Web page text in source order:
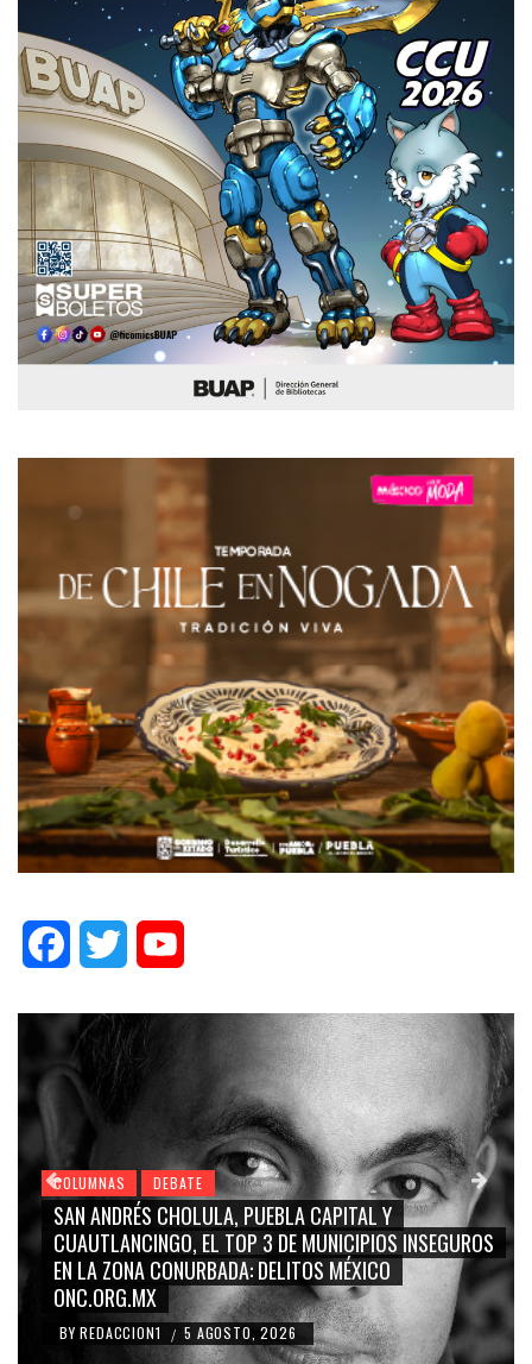
FacebookTwitter
COLUMNAS DEBATE
GRACE PALOMARES, NAY SALVATORI, SERGIO MAYER,
CARMEN SALINAS “LA CORCHOLATA”, CUAUHTÉMOC
BLANCO, SILVIA PINAL: LA TRIVIALIZACIÓN Y
RIDICULIZACIÓN DE LA REPRESENTACIÓN CIUDADANA
BY REDACCION1 / 4 AGOSTO, 2026